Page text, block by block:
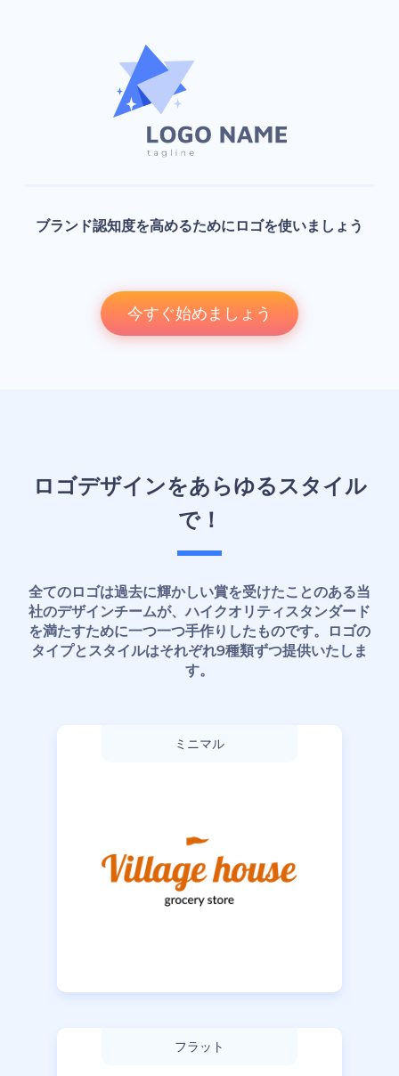
ブランド認知度を高めるためにロゴを使いましょう
今すぐ始めましょう
ロゴデザインをあらゆるスタイル
で！
全てのロゴは過去に輝かしい賞を受けたことのある当
社のデザインチームが、ハイクオリティスタンダード
を満たすために一つ一つ手作りしたものです。ロゴの
タイプとスタイルはそれぞれ9種類ずつ提供いたしま
す。
ミニマル
フラット